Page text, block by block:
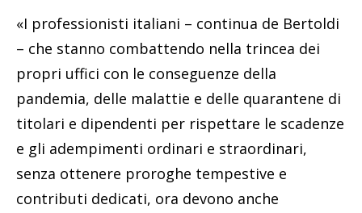
«I professionisti italiani – continua de Bertoldi
– che stanno combattendo nella trincea dei
propri uffici con le conseguenze della
pandemia, delle malattie e delle quarantene di
titolari e dipendenti per rispettare le scadenze
e gli adempimenti ordinari e straordinari,
senza ottenere proroghe tempestive e
contributi dedicati, ora devono anche